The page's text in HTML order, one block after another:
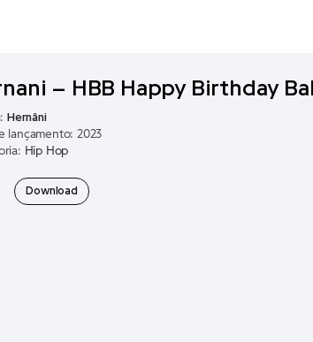
– HBB Happy Birthday
Hernâni
lançamento: 2023
Hip Hop
Download